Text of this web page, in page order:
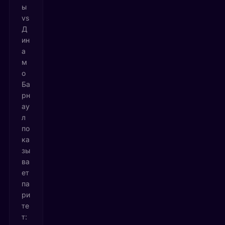
ы
vs
Д
ин
а
м
о
Ба
рн
ау
л
по
ка
зы
ва
ет
па
ри
те
т: